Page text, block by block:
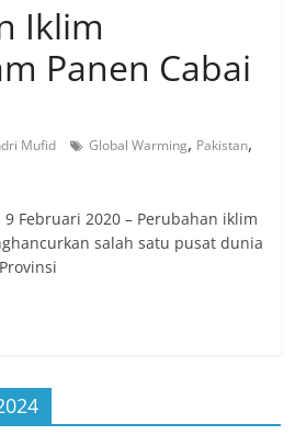
Iklim
Panen Cabai
Mufid Global Warming, Pakistan,
Februari 2020 – Perubahan iklim
salah satu pusat dunia